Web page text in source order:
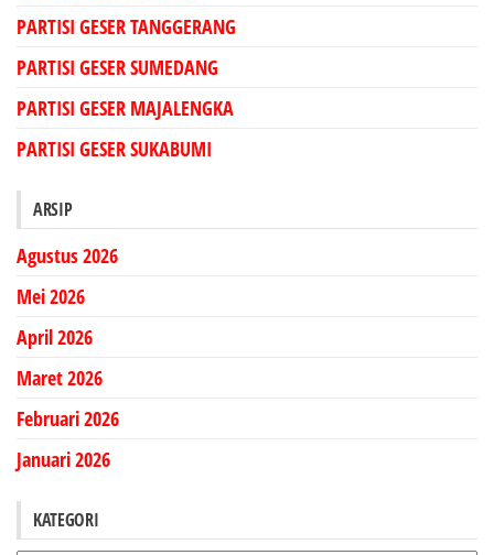
PARTISI GESER TANGGERANG
PARTISI GESER SUMEDANG
PARTISI GESER MAJALENGKA
PARTISI GESER SUKABUMI
ARSIP
Agustus 2026
Mei 2026
April 2026
Maret 2026
Februari 2026
Januari 2026
KATEGORI